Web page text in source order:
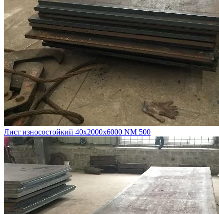
Лист износостойкий 40х2000х6000 NM 500